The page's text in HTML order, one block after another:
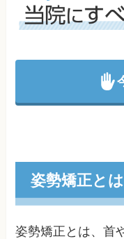
姿勢矯正とは
姿勢矯正とは、首